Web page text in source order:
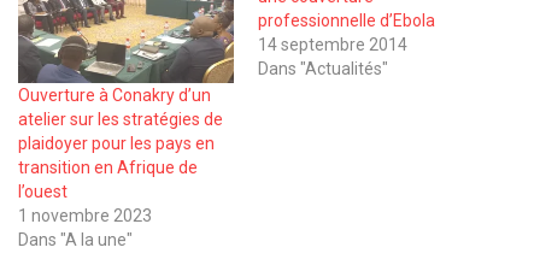
Ouverture à Conakry d’un
atelier sur les stratégies de
plaidoyer pour les pays en
transition en Afrique de
l’ouest
1 novembre 2023
Dans "A la une"
professionnelle d’Ebola
14 septembre 2014
Dans "Actualités"